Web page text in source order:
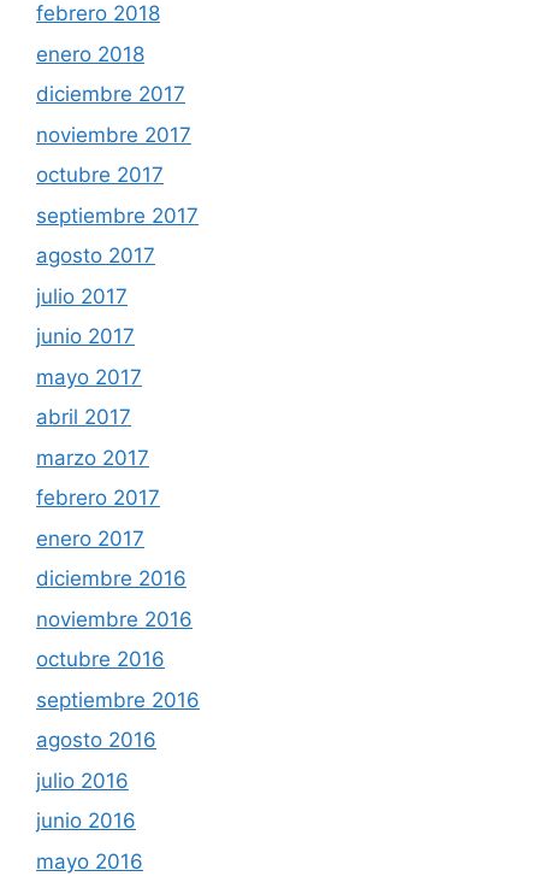
febrero 2018
enero 2018
diciembre 2017
noviembre 2017
octubre 2017
septiembre 2017
agosto 2017
julio 2017
junio 2017
mayo 2017
abril 2017
marzo 2017
febrero 2017
enero 2017
diciembre 2016
noviembre 2016
octubre 2016
septiembre 2016
agosto 2016
julio 2016
junio 2016
mayo 2016